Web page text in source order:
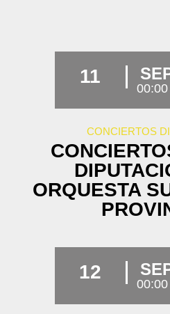
11
00:00
CONCIERTOS
ORQUESTA
12
00:00